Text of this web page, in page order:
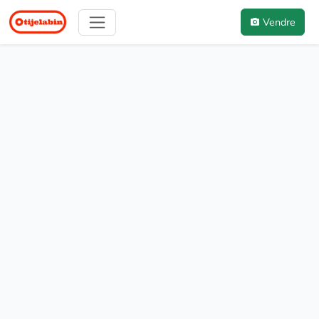
Vendre